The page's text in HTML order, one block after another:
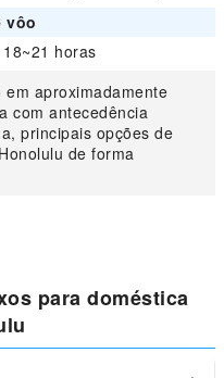
vôo
horas
aproximadamente
com antecedência
principais opções de
de forma
para doméstica